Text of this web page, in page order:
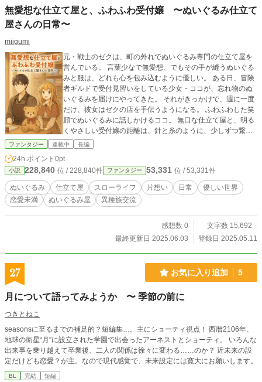
無愛想な仕立て屋と、ふわふわ受付嬢 〜ぬいぐるみ仕立て
屋さんの日常〜
miigumi
元・戦士のゼクは、町の外れでぬいぐるみ専門の仕立て屋を
営んでいる。 言葉少なで無愛想、でもその手が縫うぬいぐる
みと服は、どれも心を包み込むように優しい。 ある日、冒険
者ギルドで受付見習いをしている少女・ココが、忘れ物のぬ
いぐるみを届けにやってきた。 それがきっかけで、週に一度
だけ、彼女はゼクの店を手伝うようになる。 ふわふわした笑
顔でぬいぐるみに話しかけるココ。 無口な仕立て屋と、明る
くやさしい受付嬢の距離は、針と糸のように、少しずつ繋が
っていく。 これは、ぬいぐるみと日常と、 恋にだけは不器用
恋がお好きな方に届きますように。 よければ、感想などもい
ただけるととても励みになります。
ファンタジー 連載中 長編
24h.ポイント 0pt
小説 228,840 位 / 228,840件 ファンタジー 53,331 位 / 53,331件
ぬいぐるみ 仕立て屋 スローライフ 片想い 日常
優しい世界
恋愛未満
ぬいぐるみ屋 異種族交流
感想数 0
文字数 15,692
最終更新日 2025.06.03
登録日 2025.05.11
27 お気に入り追加 5
月について語ってみようか 〜 季節の前に
つきとねこ
seasonsに至るまでの補足的？短編集…。主にショーティ視点！ 西暦2106年、
地球の衛星“月”に設立された学園で出会ったアーネストとショーティ。 いろんな
出来事を乗り越えて卒業後、二人の関係は徐々に変わる……のか？ 近未来の設
定だけども恋愛？が主。なので現代感覚で、未来設定には寛大にお願いします。
BL 完結 短編